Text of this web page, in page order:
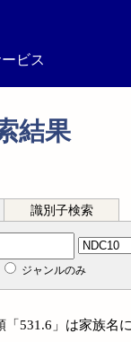
ビス
結果
識別子検索
ジャンルのみ
「531.6」は家族名